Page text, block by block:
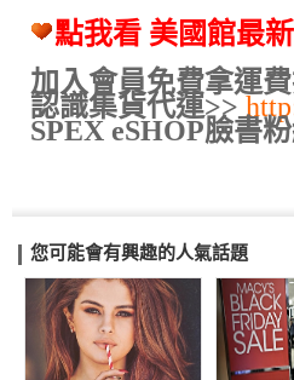
點我看 美國館最
加入會員免費拿運
認識集貨代運>>
SPEX eSHOP臉書
您可能會有興趣的人氣話題